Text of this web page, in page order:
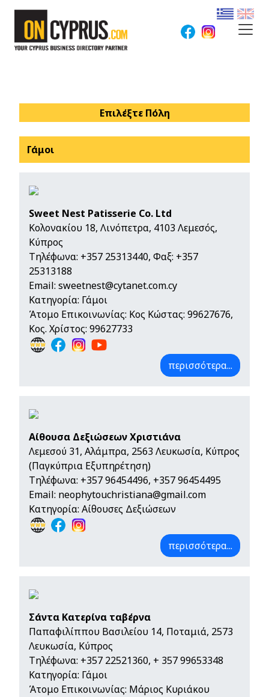
Επιλέξτε Πόλη
Γάμοι
Sweet Nest Patisserie Co. Ltd
Κολονακίου 18, Λινόπετρα, 4103 Λεμεσός,
Κύπρος
Τηλέφωνα: +357 25313440, Φαξ: +357
25313188
Email: sweetnest@cytanet.com.cy
Κατηγορία: Γάμοι
Άτομο Επικοινωνίας: Κος Κώστας: 99627676,
Κος. Χρίστος: 99627733
περισσότερα...
Αίθουσα Δεξιώσεων Χριστιάνα
Λεμεσού 31, Αλάμπρα, 2563 Λευκωσία, Κύπρος
(Παγκύπρια Εξυπηρέτηση)
Τηλέφωνα: +357 96454496, +357 96454495
Email: neophytouchristiana@gmail.com
Κατηγορία: Αίθουσες Δεξιώσεων
περισσότερα...
Σάντα Κατερίνα ταβέρνα
Παπαφιλίππου Βασιλείου 14, Ποταμιά, 2573
Λευκωσία, Κύπρος
Τηλέφωνα: +357 22521360, + 357 99653348
Κατηγορία: Γάμοι
Άτομο Επικοινωνίας: Μάριος Κυριάκου